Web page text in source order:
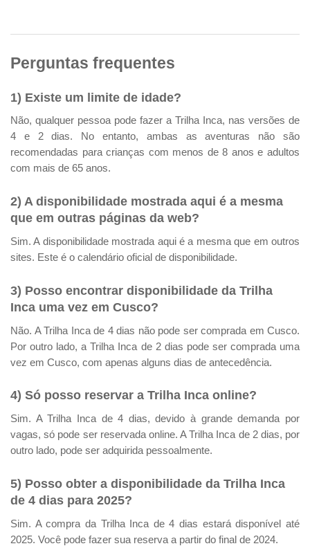
Perguntas frequentes
1) Existe um limite de idade?
Não, qualquer pessoa pode fazer a Trilha Inca, nas versões de
4 e 2 dias. No entanto, ambas as aventuras não são
recomendadas para crianças com menos de 8 anos e adultos
com mais de 65 anos.
2) A disponibilidade mostrada aqui é a mesma
que em outras páginas da web?
Sim. A disponibilidade mostrada aqui é a mesma que em outros
sites. Este é o calendário oficial de disponibilidade.
3) Posso encontrar disponibilidade da Trilha
Inca uma vez em Cusco?
Não. A Trilha Inca de 4 dias não pode ser comprada em Cusco.
Por outro lado, a Trilha Inca de 2 dias pode ser comprada uma
vez em Cusco, com apenas alguns dias de antecedência.
4) Só posso reservar a Trilha Inca online?
Sim. A Trilha Inca de 4 dias, devido à grande demanda por
vagas, só pode ser reservada online. A Trilha Inca de 2 dias, por
outro lado, pode ser adquirida pessoalmente.
5) Posso obter a disponibilidade da Trilha Inca
de 4 dias para 2025?
Sim. A compra da Trilha Inca de 4 dias estará disponível até
2025. Você pode fazer sua reserva a partir do final de 2024.